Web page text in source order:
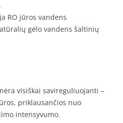
RO jūros vandens
gėlo vandens šaltinių
visiškai savireguliuojanti –
priklausančios nuo
intensyvumo.